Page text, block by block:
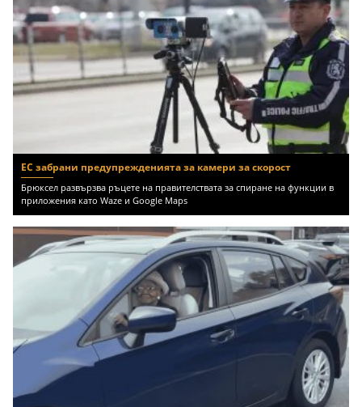
ЕС забрани предупрежденията за камери за скорост
Брюксел развързва ръцете на правителствата за спиране на функции в
приложения като Waze и Google Maps